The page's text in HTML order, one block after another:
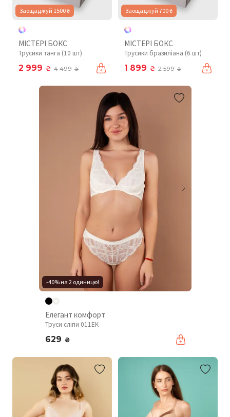
Заощаджуй 1500 ₴
МІСТЕРІ БОКС
Трусики танга (10 шт)
2 999 ₴ 4 499₴
Заощаджуй 700 ₴
МІСТЕРІ БОКС
Трусики бразиліана (6 шт)
1 899 ₴ 2 599₴
-40% на 2 одиницю!
Елегант комфорт
Труси сліпи 011EK
629 ₴